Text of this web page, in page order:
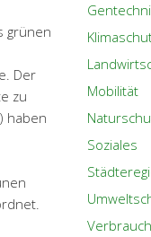
grünen
Der
zu
haben
Mobilität
Soziales